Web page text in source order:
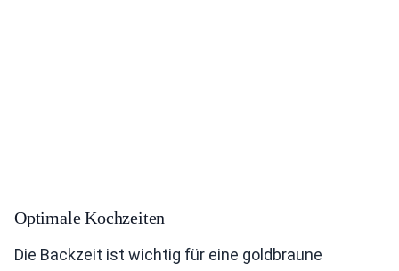
Optimale Kochzeiten
Die Backzeit ist wichtig für eine goldbraune